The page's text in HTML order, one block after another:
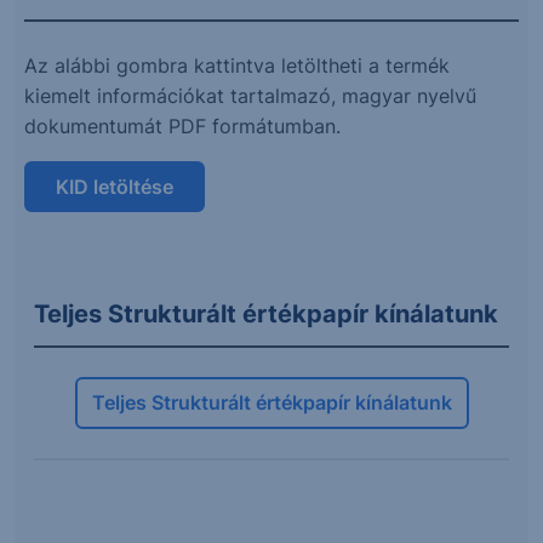
Az alábbi gombra kattintva letöltheti a termék
kiemelt információkat tartalmazó, magyar nyelvű
dokumentumát PDF formátumban.
KID letöltése
Teljes Strukturált értékpapír kínálatunk
Teljes Strukturált értékpapír kínálatunk